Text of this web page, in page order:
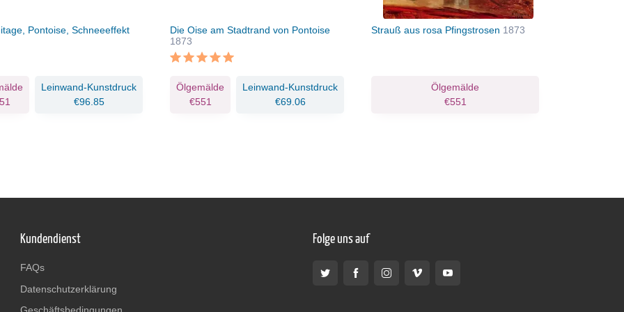
Pontoise, Schneeeffekt
Leinwand-Kunstdruck
€96.85
Die Oise am Stadtrand von Pontoise
1873
Ölgemälde
€551
Leinwand-Kunstdruck
€69.06
Strauß aus rosa Pfingstrosen 1873
Ölgemälde
€551
Kundendienst
FAQs
Datenschutzerklärung
Folge uns auf